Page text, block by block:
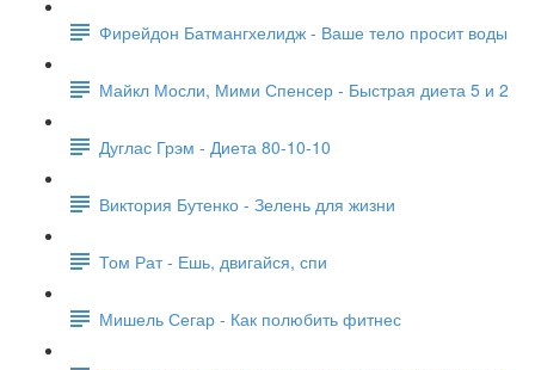
Фирейдон Батмангхелидж - Ваше тело просит воды
Майкл Мосли, Мими Спенсер - Быстрая диета 5 и 2
Дуглас Грэм - Диета 80-10-10
Виктория Бутенко - Зелень для жизни
Том Рат - Ешь, двигайся, спи
Мишель Сегар - Как полюбить фитнес